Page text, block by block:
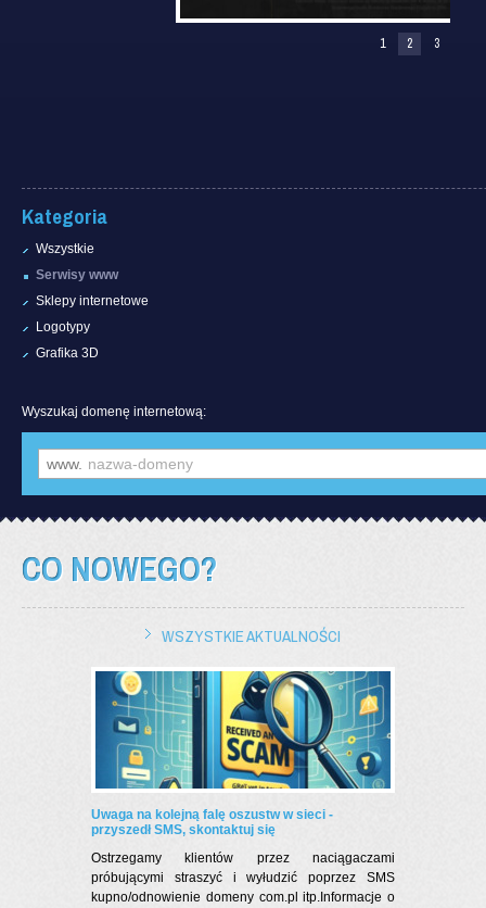
1 2 3
Kategoria
Wszystkie
Serwisy www
Sklepy internetowe
Logotypy
Grafika 3D
Wyszukaj domenę internetową:
www.
CO NOWEGO?
WSZYSTKIE AKTUALNOŚCI
Uwaga na kolejną falę oszustw w sieci -
przyszedł SMS, skontaktuj się
Ostrzegamy klientów przez naciągaczami
próbującymi straszyć i wyłudzić poprzez SMS
kupno/odnowienie domeny com.pl itp.Informacje o